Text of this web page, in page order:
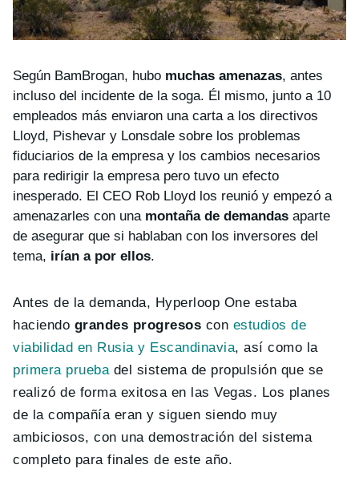
Según BamBrogan, hubo muchas amenazas, antes
incluso del incidente de la soga. Él mismo, junto a 10
empleados más enviaron una carta a los directivos
Lloyd, Pishevar y Lonsdale sobre los problemas
fiduciarios de la empresa y los cambios necesarios
para redirigir la empresa pero tuvo un efecto
inesperado. El CEO Rob Lloyd los reunió y empezó a
amenazarles con una montaña de demandas aparte
de asegurar que si hablaban con los inversores del
tema, irían a por ellos.
Antes de la demanda, Hyperloop One estaba
haciendo grandes progresos con estudios de
viabilidad en Rusia y Escandinavia, así como la
primera pruebadel sistema de propulsión que se
realizó de forma exitosa en las Vegas. Los planes
de la compañía eran y siguen siendo muy
ambiciosos, con una demostración del sistema
completo para finales de este año.